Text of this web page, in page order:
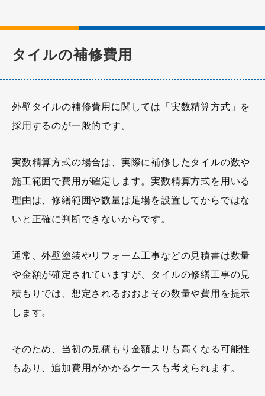
タイルの補修費用
外壁タイルの補修費用に関しては「実数精算方式」を
採用するのが一般的です。
実数精算方式の場合は、実際に補修したタイルの数や
施工範囲で費用が確定します。実数精算方式を用いる
理由は、修繕範囲や数量は足場を設置してからではな
いと正確に判断できないからです。
通常、外壁塗装やリフォーム工事などの見積書は数量
や金額が確定されていますが、タイルの修繕工事の見
積もりでは、想定されるおおよその数量や費用を提示
します。
そのため、当初の見積もり金額よりも高くなる可能性
もあり、追加費用がかかるケースも考えられます。